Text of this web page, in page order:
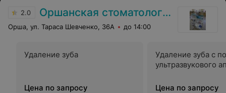
2.0 Оршанская стоматологическая поликлиника
Орша, ул. Тараса Шевченко, 36А до 14:00
Удаление зуба
Цена по запросу
Удаление зуба с
ультразвукового
Цена по запросу